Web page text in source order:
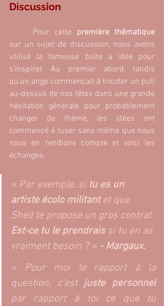
Discussion
	Pour cette
première thématique
sur un sujet de discussion, nous avons
utilisé la fameuse boîte à idée pour
s’inspirer. Au premier abord, tandis
qu’un ange commençait à tricoter un pull
au-dessus de nos têtes dans une grande
hésitation générale pour probablement
changer de thème, les idées ont
commencé à fuser sans même que nous
nous en rendions compte et voici les
échanges.
« Par exemple, si tu es un
artiste écolo militant et que
Shell te propose un gros contrat.
Est-ce tu le prendrais si tu en as
vraiment besoin ? » - Margaux.
« Pour moi le rapport à la
question, c’est
juste personnel
par rapport à toi ce que tu